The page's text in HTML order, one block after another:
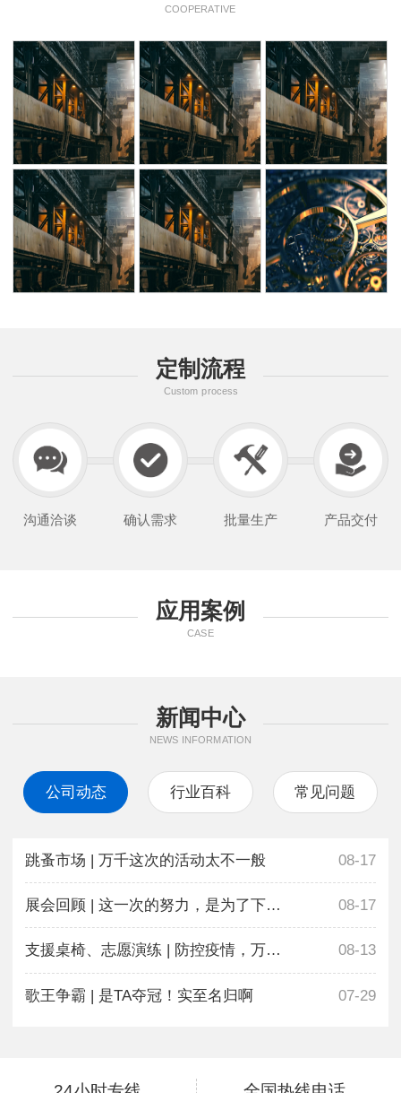
COOPERATIVE
定制流程
Custom process
沟通洽谈 确认需求 批量生产 产品交付
应用案例
CASE
新闻中心
NEWS INFORMATION
公司动态 行业百科 常见问题
跳蚤市场 | 万千这次的活动太不一般 08-17
展会回顾 | 这一次的努力，是为了下一次更好地相遇 08-17
支援桌椅、志愿演练 | 防控疫情，万千在行动 08-13
歌王争霸 | 是TA夺冠！实至名归啊 07-29